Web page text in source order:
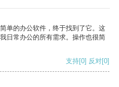
单的办公软件，终于找到了它。这
日常办公的所有需求。操作也很简
支持[0] 反对[0]